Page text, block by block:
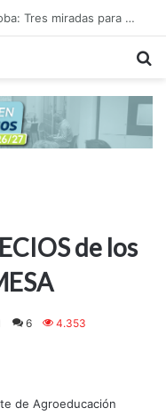
Congreso de Agronegocios Córdoba: Tres miradas para interpretar el escenario y tomar mejores decisiones
de los
6 4.353
de Agroeducación